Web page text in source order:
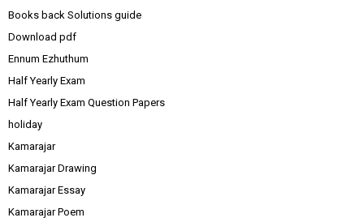
Books back Solutions guide
Download pdf
Ennum Ezhuthum
Half Yearly Exam
Half Yearly Exam Question Papers
holiday
Kamarajar
Kamarajar Drawing
Kamarajar Essay
Kamarajar Poem